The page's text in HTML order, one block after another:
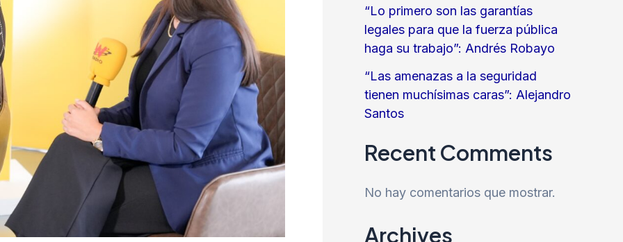
“Lo primero son las garantías
legales para que la fuerza pública
haga su trabajo”: Andrés Robayo
“Las amenazas a la seguridad
tienen muchísimas caras”: Alejandro
Santos
Recent Comments
No hay comentarios que mostrar.
Archives